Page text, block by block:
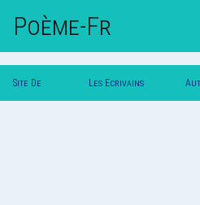
Poème-Fr
Site De Les Ecrivains